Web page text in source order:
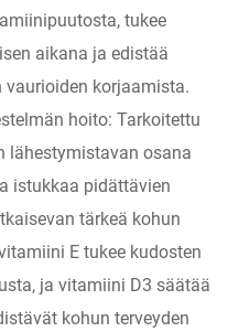
tukee
aikana ja edistää
korjaamista.
hoito: Tarkoitettu
lähestymistavan osana
istukkaa pidättävien
tärkeä kohun
E tukee kudosten
ja vitamiini D3 säätää
kohun terveyden